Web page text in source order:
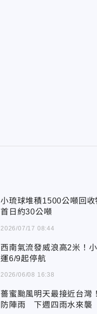
小琉球堆積1500公噸回
首日約30公噸
2026/07/17 08:44
西南氣流發威浪高2米！
運6/9起停航
2026/06/08 16:38
薔蜜颱風明天最接近台灣
防陣雨 下週四雨水來襲